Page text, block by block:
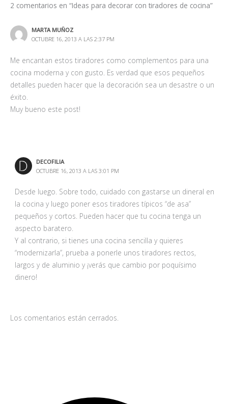
2 comentarios en “Ideas para decorar con tiradores de cocina”
MARTA MUÑOZ
OCTUBRE 16, 2013 A LAS 2:37 PM
Me encantan estos tiradores como complementos para una
cocina moderna y con gusto. Es verdad que esos pequeños
detalles pueden hacer que la decoración sea un desastre o un
éxito.
Muy bueno este post!
DECOFILIA
OCTUBRE 16, 2013 A LAS 3:01 PM
Desde luego. Sobre todo, cuidado con gastarse un dineral en
la cocina y luego poner esos tiradores típicos “de asa”
pequeños y cortos. Pueden hacer que tu cocina tenga un
aspecto baratero.
Y al contrario, si tienes una cocina sencilla y quieres
“modernizarla”, prueba a ponerle unos tiradores rectos,
largos y de aluminio y ¡verás que cambio por poquísimo
dinero!
Los comentarios están cerrados.